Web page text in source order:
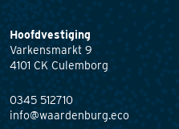
Hoofdvestiging
Varkensmarkt 9
4101 CK Culemborg
0345 512710
info@waardenburg.eco